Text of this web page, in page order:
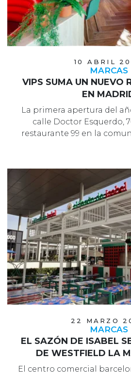
10 ABRIL
MARCAS
VIPS SUMA UN NUEVO
EN
La primera apertura del
calle Doctor Esquerdo,
restaurante 99 en la
22 MARZO
MARCAS
EL SAZÓN DE ISABEL
DE WESTFIELD LA
El centro comercial